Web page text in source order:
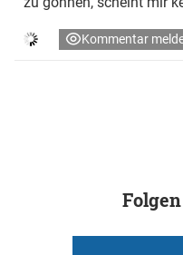
Kommentar